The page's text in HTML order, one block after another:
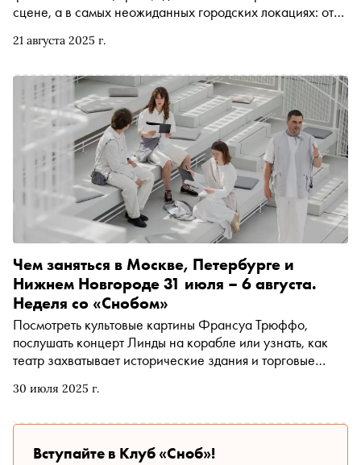
21 августа 2025 г.
сцене, а в самых неожиданных городских локациях: от
году многие режиссёры обратились к русской классике.
боли, актуальности и красоте хрестоматийных текстов
30 июля 2025 г.
Чем заняться в Москве, Петербурге и
Нижнем Новгороде 31 июля – 6 августа.
Неделя со «Снобом»
Посмотреть культовые картины Франсуа Трюффо,
послушать концерт Линды на корабле или узнать, как
театр захватывает исторические здания и торговые
ближайшей неделе
Вступайте в Клуб «Сноб»!